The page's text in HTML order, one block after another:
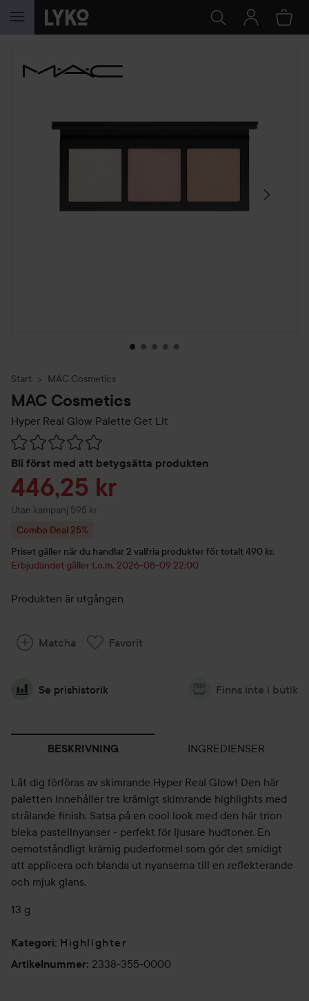
HOPPA TILL INNEHÅLLET
HOPPA ÖVER SEKTIONEN
Start MAC Cosmetics
MAC Cosmetics
Hyper Real Glow Palette Get Lit
Bli först med att betygsätta produkten
Hoppa till Betyg & kommentarer
Reapris
446,25 kr
Utan kampanj 595 kr
Combo Deal 25%
Priset gäller när du handlar 2 valfria produkter för totalt 490 kr.
Erbjudandet gäller t.o.m. 2026-08-09 22:00
Produkten är utgången
Matcha Favorit
Se prishistorik Finns inte i butik
BESKRIVNING INGREDIENSER
Låt dig förföras av skimrande Hyper Real Glow! Den här
paletten innehåller tre krämigt skimrande highlights med
strålande finish. Satsa på en cool look med den här trion
bleka pastellnyanser - perfekt för ljusare hudtoner. En
oemotståndligt krämig puderformel som gör det smidigt
att applicera och blanda ut nyanserna till en reflekterande
och mjuk glans.
13 g
Kategori: Highlighter
Artikelnummer: 2338-355-0000